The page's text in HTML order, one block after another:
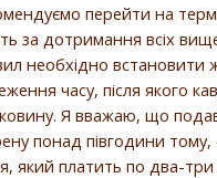
перейти на
за дотримання всіх
необхідно встановити
часу, після якого
Я вважаю, що
понад півгодини
який платить по два-